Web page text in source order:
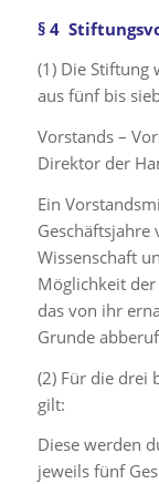
§ 4
(1) Die Stiftung
aus fünf bis
Vorstands –
Direktor der
Ein
Wissenschaft
Möglichkeit
das von ihr
Grunde
(2) Für die drei
gilt:
Diese werden
jeweils fünf